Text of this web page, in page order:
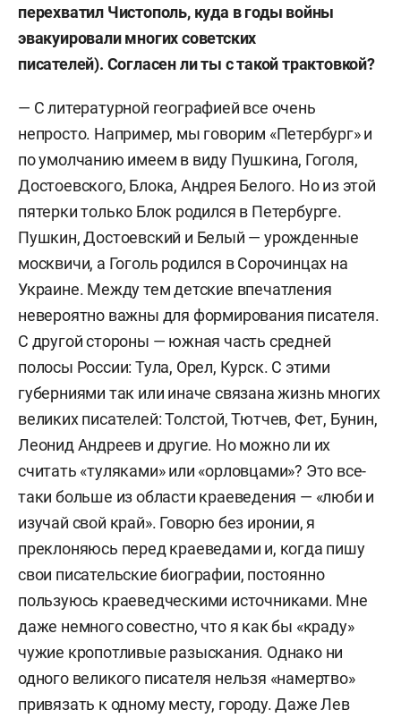
перехватил Чистополь, куда в годы войны
эвакуировали многих советских
писателей). Согласен ли ты с такой трактовкой?
— С литературной географией все очень
непросто. Например, мы говорим «Петербург» и
по умолчанию имеем в виду Пушкина, Гоголя,
Достоевского, Блока, Андрея Белого. Но из этой
пятерки только Блок родился в Петербурге.
Пушкин, Достоевский и Белый — урожденные
москвичи, а Гоголь родился в Сорочинцах на
Украине. Между тем детские впечатления
невероятно важны для формирования писателя.
С другой стороны — южная часть средней
полосы России: Тула, Орел, Курск. С этими
губерниями так или иначе связана жизнь многих
великих писателей: Толстой, Тютчев, Фет, Бунин,
Леонид Андреев и другие. Но можно ли их
считать «туляками» или «орловцами»? Это все-
таки больше из области краеведения — «люби и
изучай свой край». Говорю без иронии, я
преклоняюсь перед краеведами и, когда пишу
свои писательские биографии, постоянно
пользуюсь краеведческими источниками. Мне
даже немного совестно, что я как бы «краду»
чужие кропотливые разыскания. Однако ни
одного великого писателя нельзя «намертво»
привязать к одному месту, городу. Даже Лев